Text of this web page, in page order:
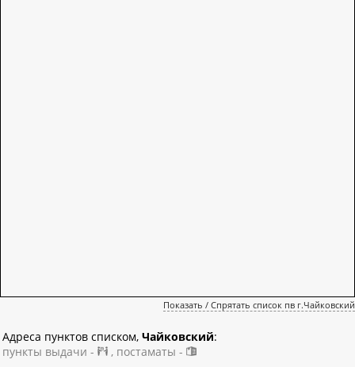
Показать / Спрятать список пв г.Чайковский
Адреса пунктов списком, Чайковский:
пункты выдачи -
, постаматы -